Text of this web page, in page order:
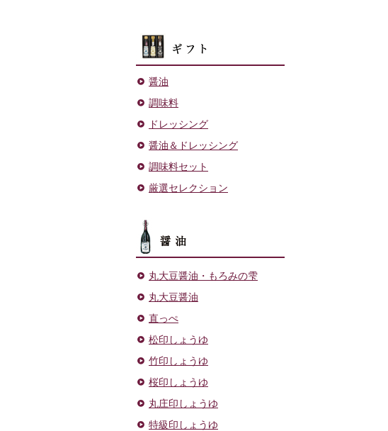
醤油
調味料
ドレッシング
醤油＆ドレッシング
調味料セット
厳選セレクション
丸大豆醤油・もろみの雫
丸大豆醤油
直っぺ
松印しょうゆ
竹印しょうゆ
桜印しょうゆ
丸庄印しょうゆ
特級印しょうゆ